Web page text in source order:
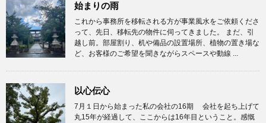
始まりの雨
これから事務所を移転される方が事業風水をご依頼くださ
って、先日、移転先の物件に伺ってきました。 まだ、引
越し前。部屋割り、机や備品の設置場所、植物の置き場な
ど、お客様のご希望を聞きながらスペースや動線 ...
以心伝心
7月１日から始まった私の会社の16期 会社を起ち上げて
丸15年が経過して、ここからは16年目ということ。感慨